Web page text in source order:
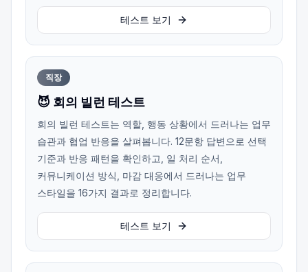
테스트 보기
직장
😈 회의 빌런 테스트
회의 빌런 테스트는 역할, 행동 상황에서 드러나는 업무
습관과 협업 반응을 살펴봅니다. 12문항 답변으로 선택
기준과 반응 패턴을 확인하고, 일 처리 순서,
커뮤니케이션 방식, 마감 대응에서 드러나는 업무
스타일을 16가지 결과로 정리합니다.
테스트 보기